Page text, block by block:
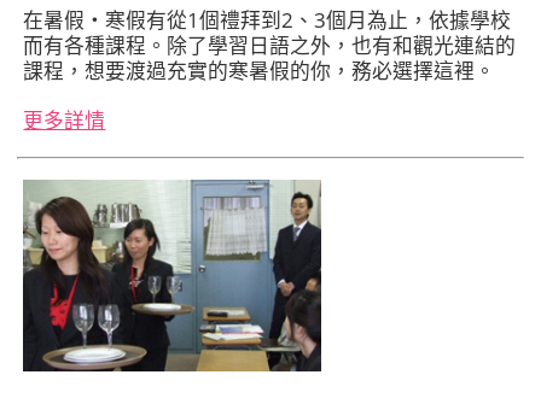
在暑假‧寒假有從1個禮拜到2、3個月為止，依據學校
而有各種課程。除了學習日語之外，也有和觀光連結的
課程，想要渡過充實的寒暑假的你，務必選擇這裡。
更多詳情